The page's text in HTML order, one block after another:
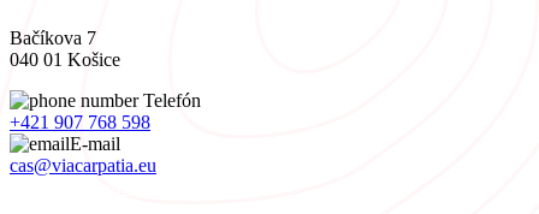
Bačíkova 7
040 01 Košice
Telefón
+421 907 768 598
E-mail
cas@viacarpatia.eu